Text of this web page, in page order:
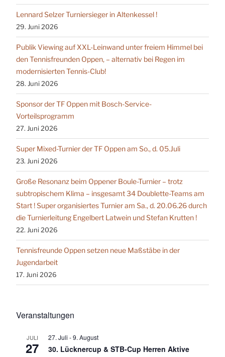
Lennard Selzer Turniersieger in Altenkessel !
29. Juni 2026
Publik Viewing auf XXL-Leinwand unter freiem Himmel bei
den Tennisfreunden Oppen, – alternativ bei Regen im
modernisierten Tennis-Club!
28. Juni 2026
Sponsor der TF Oppen mit Bosch-Service-
Vorteilsprogramm
27. Juni 2026
Super Mixed-Turnier der TF Oppen am So., d. 05.Juli
23. Juni 2026
Große Resonanz beim Oppener Boule-Turnier – trotz
subtropischem Klima – insgesamt 34 Doublette-Teams am
Start ! Super organisiertes Turnier am Sa., d. 20.06.26 durch
die Turnierleitung Engelbert Latwein und Stefan Krutten !
22. Juni 2026
Tennisfreunde Oppen setzen neue Maßstäbe in der
Jugendarbeit
17. Juni 2026
Veranstaltungen
JULI
27
27. Juli -9. August
30. Lücknercup & STB-Cup Herren Aktive